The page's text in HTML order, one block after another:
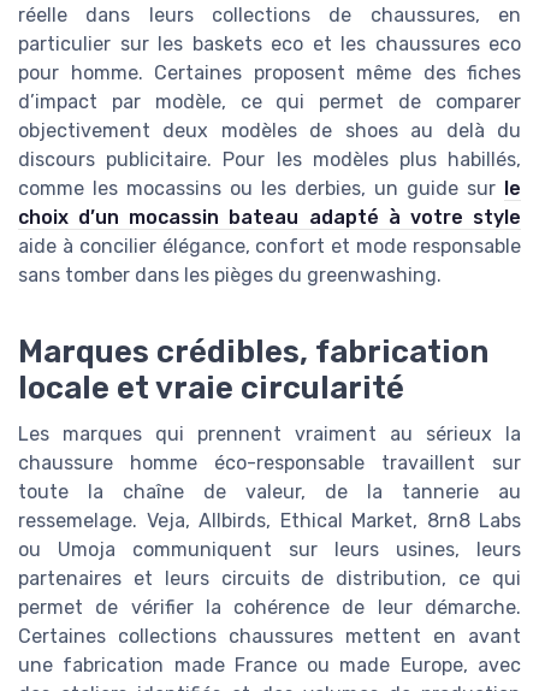
réelle dans leurs collections de chaussures, en
particulier sur les baskets eco et les chaussures eco
pour homme. Certaines proposent même des fiches
d’impact par modèle, ce qui permet de comparer
objectivement deux modèles de shoes au delà du
discours publicitaire. Pour les modèles plus habillés,
comme les mocassins ou les derbies, un guide sur
le
choix d’un mocassin bateau adapté à votre style
aide à concilier élégance, confort et mode responsable
sans tomber dans les pièges du greenwashing.
Marques crédibles, fabrication
locale et vraie circularité
Les marques qui prennent vraiment au sérieux la
chaussure homme éco-responsable travaillent sur
toute la chaîne de valeur, de la tannerie au
ressemelage. Veja, Allbirds, Ethical Market, 8rn8 Labs
ou Umoja communiquent sur leurs usines, leurs
partenaires et leurs circuits de distribution, ce qui
permet de vérifier la cohérence de leur démarche.
Certaines collections chaussures mettent en avant
une fabrication made France ou made Europe, avec